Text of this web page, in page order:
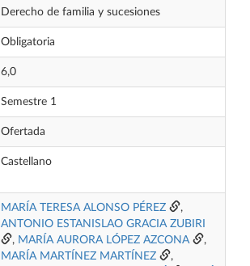
Derecho de familia y sucesiones
Obligatoria
6,0
Semestre 1
Ofertada
Castellano
MARÍA TERESA ALONSO PÉREZ
,
ANTONIO ESTANISLAO GRACIA ZUBIRI
, MARÍA AURORA LÓPEZ AZCONA
,
MARÍA MARTÍNEZ MARTÍNEZ
,